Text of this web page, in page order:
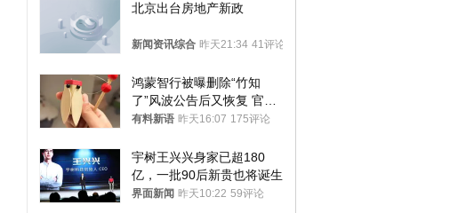
北京出台房地产新政
新闻资讯综合 昨天21:34 41评论
鸿蒙智行被曝删除“竹知
了”风波公告后又恢复 官媒
曾力挺：劝华为要大度的，
有料新语 昨天16:07 175评论
宇树王兴兴身家已超180
亿，一批90后新贵也将诞生
界面新闻 昨天10:22 59评论